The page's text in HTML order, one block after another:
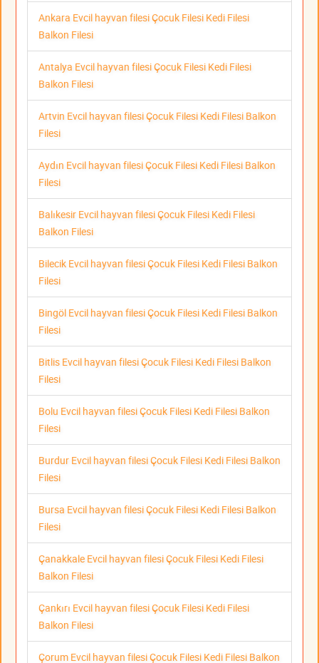
Ankara Evcil hayvan filesi Çocuk Filesi Kedi Filesi
Balkon Filesi
Antalya Evcil hayvan filesi Çocuk Filesi Kedi Filesi
Balkon Filesi
Artvin Evcil hayvan filesi Çocuk Filesi Kedi Filesi Balkon
Filesi
Aydın Evcil hayvan filesi Çocuk Filesi Kedi Filesi Balkon
Filesi
Balıkesir Evcil hayvan filesi Çocuk Filesi Kedi Filesi
Balkon Filesi
Bilecik Evcil hayvan filesi Çocuk Filesi Kedi Filesi Balkon
Filesi
Bingöl Evcil hayvan filesi Çocuk Filesi Kedi Filesi Balkon
Filesi
Bitlis Evcil hayvan filesi Çocuk Filesi Kedi Filesi Balkon
Filesi
Bolu Evcil hayvan filesi Çocuk Filesi Kedi Filesi Balkon
Filesi
Burdur Evcil hayvan filesi Çocuk Filesi Kedi Filesi Balkon
Filesi
Bursa Evcil hayvan filesi Çocuk Filesi Kedi Filesi Balkon
Filesi
Çanakkale Evcil hayvan filesi Çocuk Filesi Kedi Filesi
Balkon Filesi
Çankırı Evcil hayvan filesi Çocuk Filesi Kedi Filesi
Balkon Filesi
Çorum Evcil hayvan filesi Çocuk Filesi Kedi Filesi Balkon